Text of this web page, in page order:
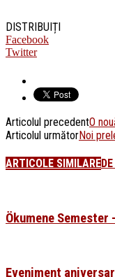
DISTRIBUIȚI
Facebook
Twitter
Articolul precedentO
Articolul următorNoi
ARTICOLE SIMILARE
Ökumene
Eveniment